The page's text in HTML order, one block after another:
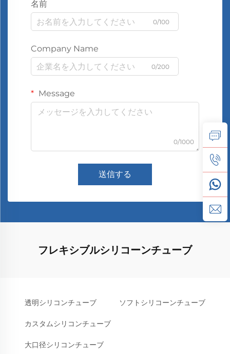
名前
0/100
Company Name
0/200
Message
0/1000
送信する
フレキシブルシリコーンチューブ
透明シリコンチューブ ソフトシリコーンチューブ
カスタムシリコンチューブ
大口径シリコンチューブ